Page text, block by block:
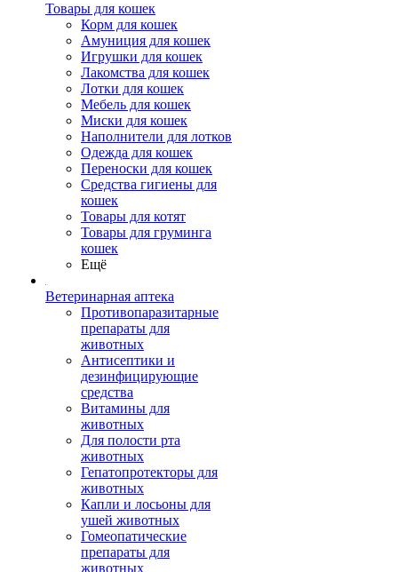
Товары для кошек
Корм для кошек
Амуниция для кошек
Игрушки для кошек
Лакомства для кошек
Лотки для кошек
Мебель для кошек
Миски для кошек
Наполнители для лотков
Одежда для кошек
Переноски для кошек
Средства гигиены для
кошек
Товары для котят
Товары для груминга
кошек
Ещё
Ветеринарная аптека
Противопаразитарные
препараты для
животных
Антисептики и
дезинфицирующие
средства
Витамины для
животных
Для полости рта
животных
Гепатопротекторы для
животных
Капли и лосьоны для
ушей животных
Гомеопатические
препараты для
животных